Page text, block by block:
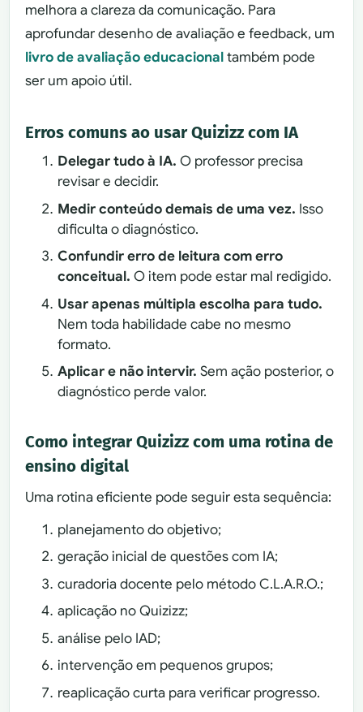
melhora a clareza da comunicação. Para
aprofundar desenho de avaliação e feedback, um
livro de avaliação educacionaltambém pode
ser um apoio útil.
Erros comuns ao usar Quizizz com IA
Delegar tudo à IA. O professor precisa
revisar e decidir.
Medir conteúdo demais de uma vez. Isso
dificulta o diagnóstico.
Confundir erro de leitura com erro
conceitual. O item pode estar mal redigido.
Usar apenas múltipla escolha para tudo.
Nem toda habilidade cabe no mesmo
formato.
Aplicar e não intervir. Sem ação posterior, o
diagnóstico perde valor.
Como integrar Quizizz com uma rotina de
ensino digital
Uma rotina eficiente pode seguir esta sequência:
planejamento do objetivo;
geração inicial de questões com IA;
curadoria docente pelo método C.L.A.R.O.;
aplicação no Quizizz;
análise pelo IAD;
intervenção em pequenos grupos;
reaplicação curta para verificar progresso.